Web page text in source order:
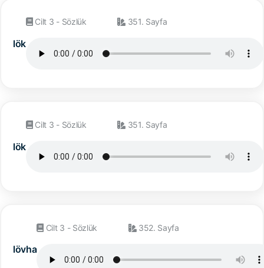
lök
Cilt 3 - Sözlük 351. Sayfa
lök
Cilt 3 - Sözlük 351. Sayfa
lövha
Cilt 3 - Sözlük 352. Sayfa